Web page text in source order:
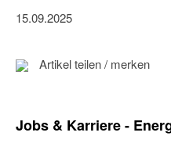
15.09.2025
Artikel teilen / merken
Jobs & Karriere -